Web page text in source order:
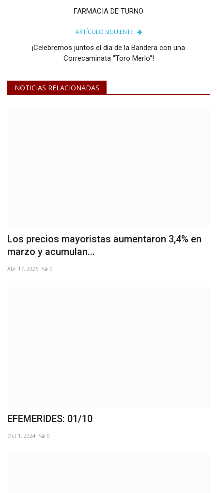
FARMACIA DE TURNO
ARTÍCULO SIGUIENTE
¡Celebremos juntos el día de la Bandera con una
Correcaminata "Toro Merlo"!
NOTICIAS RELACIONADAS
Los precios mayoristas aumentaron 3,4% en
marzo y acumulan...
Abr 17, 2026 0
EFEMERIDES: 01/10
Oct 1, 2024 0